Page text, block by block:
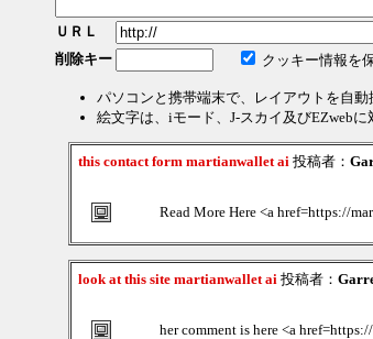
ＵＲＬ
削除キー
クッキー情報を
パソコンと携帯端末で、レイアウトを自動
絵文字は、iモード、J-スカイ及びEZwebに
this contact form martianwallet ai投稿者：
Read More Here <a href=https://
look at this site martianwallet ai投稿者：
her comment is here <a